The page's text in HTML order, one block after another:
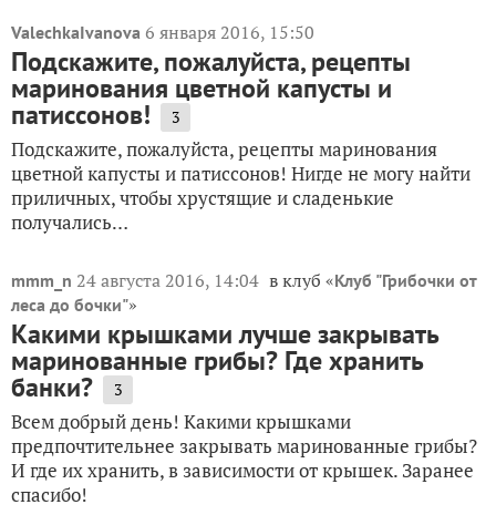
ValechkaIvanova 6 января 2016, 15:50
Подскажите, пожалуйста, рецепты
маринования цветной капусты и
патиссонов! 3
Подскажите, пожалуйста, рецепты маринования
цветной капусты и патиссонов! Нигде не могу найти
приличных, чтобы хрустящие и сладенькие
получались…
mmm_n 24 августа 2016, 14:04 в клуб «Клуб "Грибочки от
леса до бочки"»
Какими крышками лучше закрывать
маринованные грибы? Где хранить
банки? 3
Всем добрый день! Какими крышками
предпочтительнее закрывать маринованные грибы?
И где их хранить, в зависимости от крышек. Заранее
спасибо!